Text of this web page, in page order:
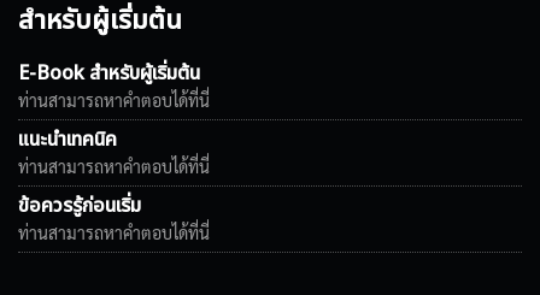
สำหรับผู้เริ่มต้น
E-Book สำหรับผู้เริ่มต้น
ท่านสามารถหาคำตอบได้ที่นี่
แนะนำเทคนิค
ท่านสามารถหาคำตอบได้ที่นี่
ข้อควรรู้ก่อนเริ่ม
ท่านสามารถหาคำตอบได้ที่นี่